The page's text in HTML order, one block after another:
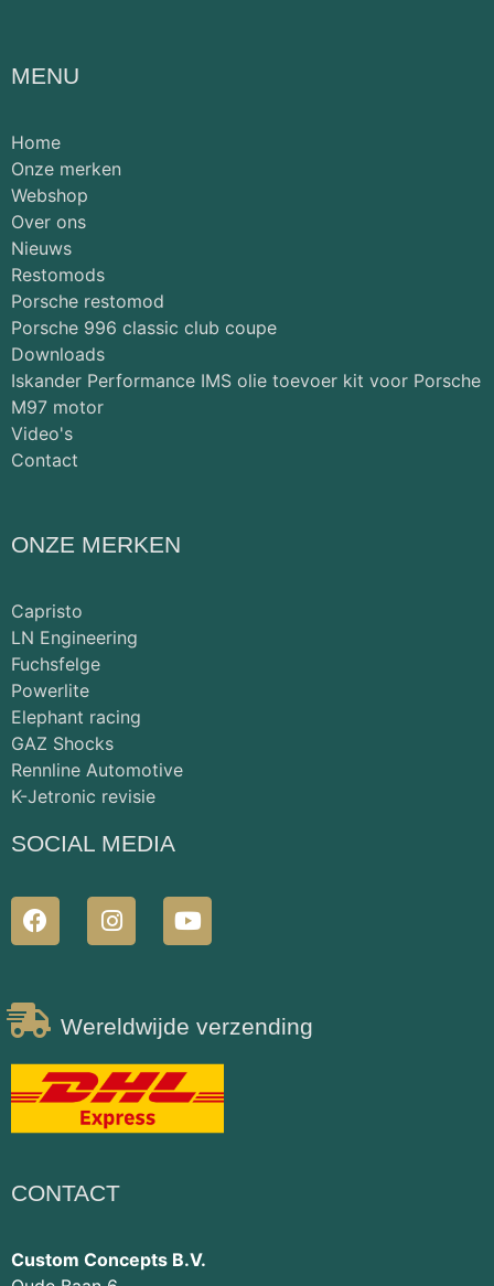
MENU
Home
Onze merken
Webshop
Over ons
Nieuws
Restomods
Porsche restomod
Porsche 996 classic club coupe
Downloads
Iskander Performance IMS olie toevoer kit voor Porsche
M97 motor
Video's
Contact
ONZE MERKEN
Capristo
LN Engineering
Fuchsfelge
Powerlite
Elephant racing
GAZ Shocks
Rennline Automotive
K-Jetronic revisie
SOCIAL MEDIA
Wereldwijde verzending
CONTACT
Custom Concepts B.V.